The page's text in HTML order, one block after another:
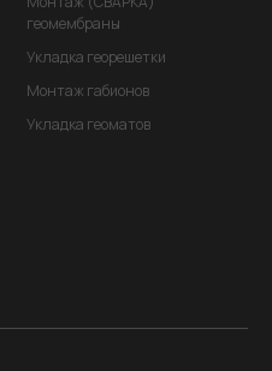
геомембраны
Укладка георешетки
Монтаж габионов
Укладка геоматов